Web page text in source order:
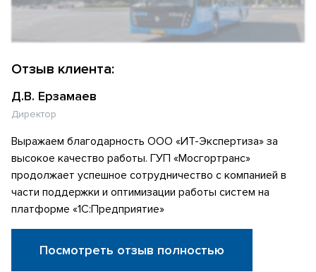
Отзыв клиента:
Д.В. Ерзамаев
Директор
Выражаем благодарность ООО «ИТ-Экспертиза» за
высокое качество работы. ГУП «Мосгортранс»
продолжает успешное сотрудничество с компанией в
части поддержки и оптимизации работы систем на
платформе «1С:Предприятие»
Посмотреть отзыв полностью